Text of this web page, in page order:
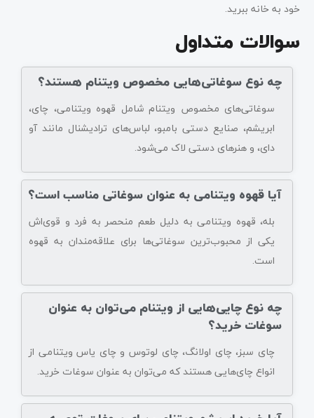
خود به خانه ببرید.
سوالات متداول
چه نوع سوغاتی‌هایی مخصوص ویتنام هستند؟
سوغاتی‌های مخصوص ویتنام شامل قهوه ویتنامی، چای،
ابریشم، صنایع دستی بامبو، لباس‌های ترادیشنال مانند آو
دای، و هنرهای دستی لاک می‌شود.
آیا قهوه ویتنامی به عنوان سوغاتی مناسب است؟
بله، قهوه ویتنامی به دلیل طعم منحصر به فرد و قوی‌اش
یکی از محبوب‌ترین سوغاتی‌ها برای علاقه‌مندان به قهوه
است.
چه نوع چایی‌هایی از ویتنام می‌توان به عنوان
سوغات خرید؟
چای سبز، چای اولانگ، چای لوتوس و چای یاس ویتنامی از
انواع چای‌هایی هستند که می‌توان به عنوان سوغات خرید.